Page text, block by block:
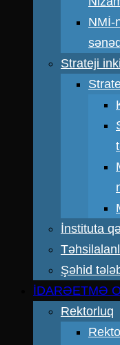
NMİ-
Strateji
İnstituta
Şəhid
İDARƏETMƏ
Rektorluq